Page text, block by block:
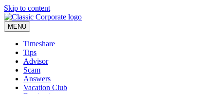
Skip to content
MENU
Timeshare
Tips
Advisor
Scam
Answers
Vacation Club